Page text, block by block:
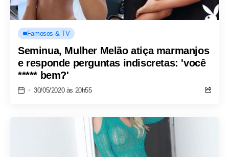
Famosos & TV
Seminua, Mulher Melão atiça marmanjos
e responde perguntas indiscretas: 'você
***** bem?'
30/05/2020 às 20h55